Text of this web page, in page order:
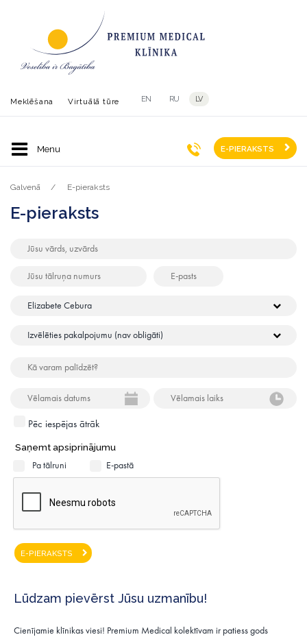
Meklēšana Virtuālā tūre EN RU LV
E-PIERAKSTS
Galvenā E-pieraksts
E-pieraksts
Pēc iespējas ātrāk
Saņemt apsiprinājumu
Pa tālruni E-pastā
E-PIERAKSTS
Lūdzam pievērst Jūsu uzmanību!
Cienījamie klīnikas viesi! Premium Medical kolektīvam ir patiess gods